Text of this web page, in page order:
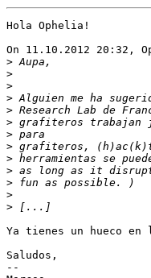
Hola Ophelia!
On 11.10.2012 20:32,
>
>
>
>
>
>
>
>
>
>
>
>
>
Ya tienes un hueco
Saludos,
--